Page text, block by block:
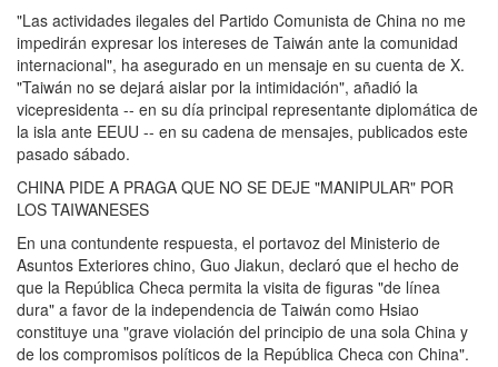
"Las actividades ilegales del Partido Comunista de China no me
impedirán expresar los intereses de Taiwán ante la comunidad
internacional", ha asegurado en un mensaje en su cuenta de X.
"Taiwán no se dejará aislar por la intimidación", añadió la
vicepresidenta -- en su día principal representante diplomática de
la isla ante EEUU -- en su cadena de mensajes, publicados este
pasado sábado.
CHINA PIDE A PRAGA QUE NO SE DEJE "MANIPULAR" POR
LOS TAIWANESES
En una contundente respuesta, el portavoz del Ministerio de
Asuntos Exteriores chino, Guo Jiakun, declaró que el hecho de
que la República Checa permita la visita de figuras "de línea
dura" a favor de la independencia de Taiwán como Hsiao
constituye una "grave violación del principio de una sola China y
de los compromisos políticos de la República Checa con China".